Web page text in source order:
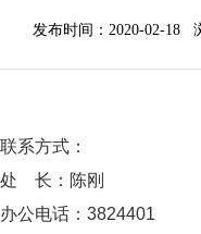
发布时间：2020-02-18
联系方式：
处 长：陈刚
办公电话：3824401